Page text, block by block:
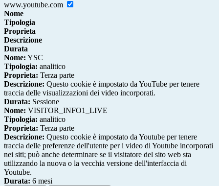
www.youtube.com
Nome
Tipologia
Proprieta
Descrizione
Durata
Nome: YSC
Tipologia: analitico
Proprieta: Terza parte
Descrizione: Questo cookie è impostato da YouTube per tenere
traccia delle visualizzazioni dei video incorporati.
Durata: Sessione
Nome: VISITOR_INFO1_LIVE
Tipologia: analitico
Proprieta: Terza parte
Descrizione: Questo cookie è impostato da Youtube per tenere
traccia delle preferenze dell'utente per i video di Youtube incorporati
nei siti; può anche determinare se il visitatore del sito web sta
utilizzando la nuova o la vecchia versione dell'interfaccia di
Youtube.
Durata: 6 mesi